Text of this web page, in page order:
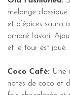
mélange
et d’épices saura
ambré favori.
et le tour est joué.
Coco Café: Une
notes de coco et